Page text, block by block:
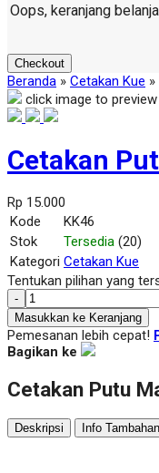
Oops, keranjang
Checkout
Beranda » Cetakan Kue »
click image to preview
Cetakan
Rp 15.000
Kode
KK46
Stok
Tersedia (20)
Kategori Cetakan Kue
Tentukan pilihan yang
-
Masukkan ke Keranjang
Pemesanan lebih cepat!
Bagikan ke
Cetakan Putu
Deskripsi Info Tambahan